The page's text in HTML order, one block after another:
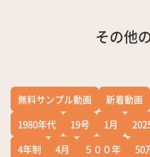
その他
無料サンプル動画 新着動画
1980年代
19号 1月
4年制
4月 ５００年 50